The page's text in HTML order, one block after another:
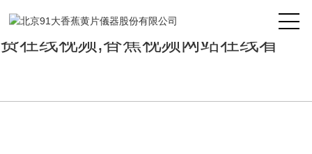
91大香蕉黄片,精品香蕉视频,香蕉免
费在线视频,香蕉视频网站在线看